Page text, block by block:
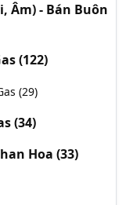
Âm) - Bán Buôn
(122)
(29)
(34)
Hoa (33)